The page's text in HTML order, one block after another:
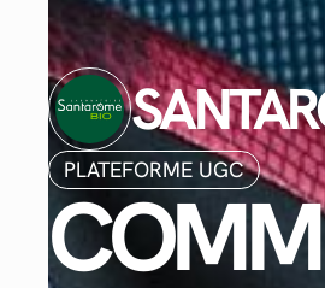
PLATEFORME UGC